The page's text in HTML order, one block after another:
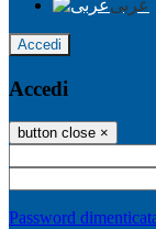
عربى
Accedi
Accedi
button close ×
Password